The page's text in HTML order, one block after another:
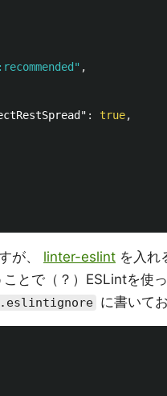
,
: true,
が、 linter-eslint を入れ
とで（？）ESLintを使
.eslintignore に書いて